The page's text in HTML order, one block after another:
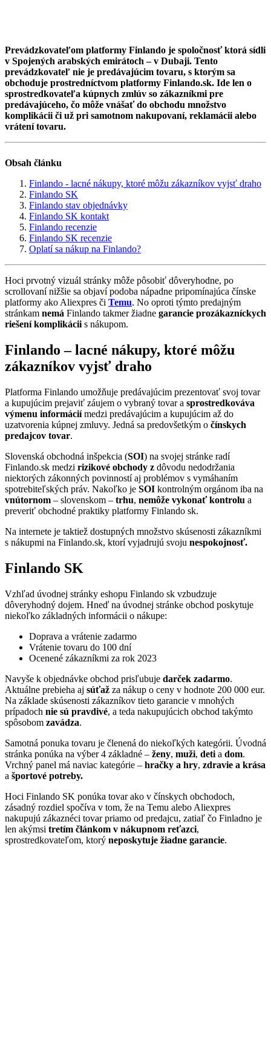
Prevádzkovateľom platformy Finlando je spoločnosť ktorá sídli
v Spojených arabských emirátoch – v Dubaji. Tento
prevádzkovateľ nie je predávajúcim tovaru, s ktorým sa
obchoduje prostredníctvom platformy Finlando.sk. Ide len o
sprostredkovateľa kúpnych zmlúv so zákazníkmi pre
predávajúceho, čo môže vnášať do obchodu množstvo
komplikácii či už pri samotnom nakupovaní, reklamácii alebo
vrátení tovaru.
Obsah článku
Finlando - lacné nákupy, ktoré môžu zákazníkov vyjsť draho
Finlando SK
Finlando stav objednávky
Finlando SK kontakt
Finlando recenzie
Finlando SK recenzie
Oplatí sa nákup na Finlando?
Hoci prvotný vizuál stránky môže pôsobiť dôveryhodne, po
scrollovaní nižšie sa objaví podoba nápadne pripomínajúca čínske
platformy ako Aliexpres či Temu. No oproti týmto predajným
stránkam nemá Finlando takmer žiadne garancie prozákazníckych
riešení komplikácii s nákupom.
Finlando – lacné nákupy, ktoré môžu
zákazníkov vyjsť draho
Platforma Finlando umožňuje predávajúcim prezentovať svoj tovar
a kupujúcim prejaviť záujem o vybraný tovar a sprostredkováva
výmenu informáciímedzi predávajúcim a kupujúcim až do
uzatvorenia kúpnej zmluvy. Jedná sa predovšetkým o čínskych
predajcov tovar.
Slovenská obchodná inšpekcia (SOI) na svojej stránke radí
Finlando.sk medzi rizikové obchody z dôvodu nedodržania
niektorých zákonných povinností aj problémov s vymáhaním
spotrebiteľských práv. Nakoľko je SOI kontrolným orgánom iba na
vnútornom – slovenskom – trhu, nemôže vykonať kontrolu a
preveriť obchodné praktiky platformy Finlando sk.
Na internete je taktiež dostupných množstvo skúsenosti zákazníkmi
s nákupmi na Finlando.sk, ktorí vyjadrujú svoju nespokojnosť.
Finlando SK
Vzhľad úvodnej stránky eshopu Finlando sk vzbudzuje
dôveryhodný dojem. Hneď na úvodnej stránke obchod poskytuje
niekoľko základných informácii o nákupe:
Doprava a vrátenie zadarmo
Vrátenie tovaru do 100 dní
Ocenené zákazníkmi za rok 2023
Navyše k objednávke obchod prisľubuje darček zadarmo.
Aktuálne prebieha aj súťaž za nákup o ceny v hodnote 200 000 eur.
Na základe skúsenosti zákazníkov tieto garancie v mnohých
prípadoch nie sú pravdivé, a teda nakupujúcich obchod takýmto
spôsobom zavádza.
Samotná ponuka tovaru je členená do niekoľkých kategórii. Úvodná
stránka ponúka na výber 4 základné – ženy, muži, deti a dom.
Vrchný panel má naviac kategórie – hračky a hry, zdravie a krása
a športové potreby.
Hoci Finlando SK ponúka tovar ako v čínskych obchodoch,
zásadný rozdiel spočíva v tom, že na Temu alebo Aliexpres
nakupujú zákaznéci tovar priamo od predajcu, zatiaľ čo Finladno je
len akýmsi tretím článkom v nákupnom reťazci,
sprostredkovateľom, ktorý neposkytuje žiadne garancie.